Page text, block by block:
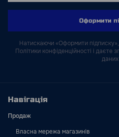
Оформити
Натискаючи «Оформити
Політики конфіденційності і
даних
Навігація
Продаж
Власна мережа магазинів